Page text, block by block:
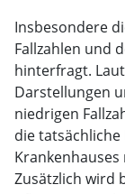
Insbesondere
Fallzahlen und
hinterfragt.
Darstellungen
niedrigen
die
Zusätzlich wird